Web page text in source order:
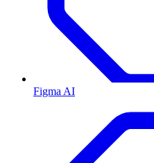
Figma AI